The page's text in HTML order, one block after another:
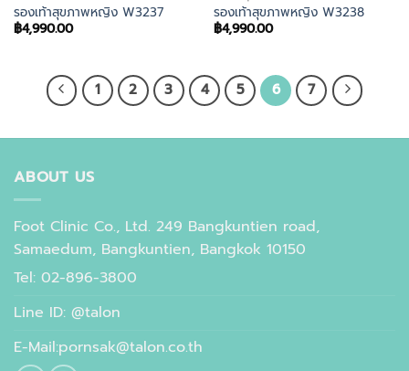
รองเท้าสุขภาพหญิง W3237
฿4,990.00
รองเท้าสุขภาพหญิง W3238
฿4,990.00
1 2 3 4 5 6 7
ABOUT US
Foot Clinic Co., Ltd. 249 Bangkuntien road,
Samaedum, Bangkuntien, Bangkok 10150
Tel: 02-896-3800
Line ID: @talon
E-Mail:pornsak@talon.co.th